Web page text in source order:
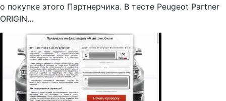
о покупке этого Партнерчика. В тесте Peugeot Partner
ORIGIN...